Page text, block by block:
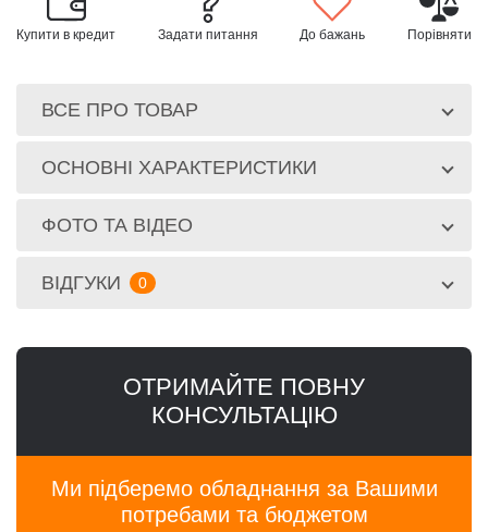
Купити в кредит Задати питання До бажань Порівняти
ВСЕ ПРО ТОВАР
ОСНОВНІ ХАРАКТЕРИСТИКИ
ФОТО ТА ВІДЕО
ВІДГУКИ 0
ОТРИМАЙТЕ ПОВНУ
КОНСУЛЬТАЦІЮ
Ми підберемо обладнання за Вашими
потребами та бюджетом